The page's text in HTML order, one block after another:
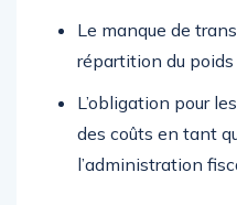
Le manque de
répartition du
L’obligation pour
des coûts en tant
l’administration